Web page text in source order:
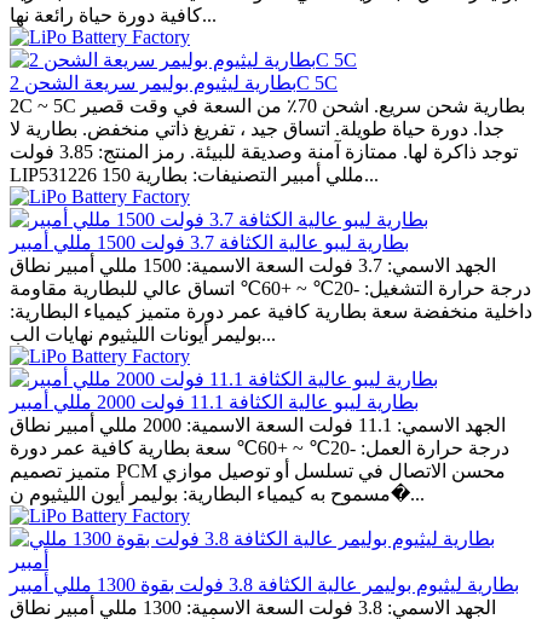
كافية دورة حياة رائعة نها...
بطارية ليثيوم بوليمر سريعة الشحن 2C 5C
2C ~ 5C بطارية شحن سريع. اشحن 70٪ من السعة في وقت قصير
جدا. دورة حياة طويلة. اتساق جيد ، تفريغ ذاتي منخفض. بطارية لا
توجد ذاكرة لها. ممتازة آمنة وصديقة للبيئة. رمز المنتج: 3.85 فولت
LIP531226 150 مللي أمبير التصنيفات: بطارية...
بطارية ليبو عالية الكثافة 3.7 فولت 1500 مللي أمبير
الجهد الاسمي: 3.7 فولت السعة الاسمية: 1500 مللي أمبير نطاق
درجة حرارة التشغيل: -20℃ ~ +60℃ اتساق عالي للبطارية مقاومة
داخلية منخفضة سعة بطارية كافية عمر دورة متميز كيمياء البطارية:
بوليمر أيونات الليثيوم نهايات الب...
بطارية ليبو عالية الكثافة 11.1 فولت 2000 مللي أمبير
الجهد الاسمي: 11.1 فولت السعة الاسمية: 2000 مللي أمبير نطاق
درجة حرارة العمل: -20℃ ~ +60℃ سعة بطارية كافية عمر دورة
متميز تصميم PCM محسن الاتصال في تسلسل أو توصيل موازي
مسموح به كيمياء البطارية: بوليمر أيون الليثيوم ن�...
بطارية ليثيوم بوليمر عالية الكثافة 3.8 فولت بقوة 1300 مللي أمبير
الجهد الاسمي: 3.8 فولت السعة الاسمية: 1300 مللي أمبير نطاق